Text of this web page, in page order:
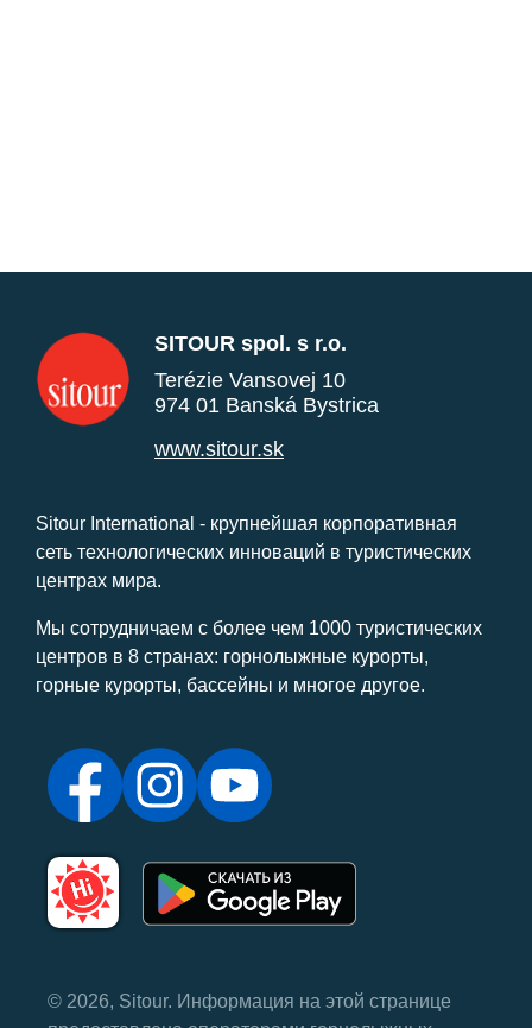
SITOUR spol. s r.o.
Terézie Vansovej 10
974 01 Banská Bystrica
www.sitour.sk
Sitour International - крупнейшая корпоративная
сеть технологических инноваций в туристических
центрах мира.
Мы сотрудничаем с более чем 1000 туристических
центров в 8 странах: горнолыжные курорты,
горные курорты, бассейны и многое другое.
© 2026, Sitour. Информация на этой странице